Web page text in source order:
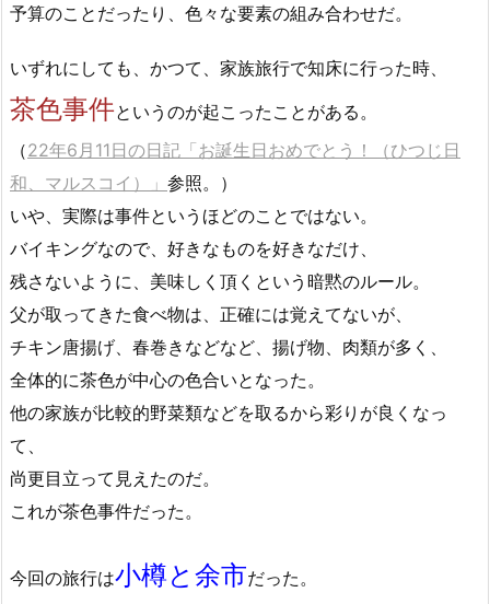
予算のことだったり、色々な要素の組み合わせだ。
いずれにしても、かつて、家族旅行で知床に行った時、
茶色事件というのが起こったことがある。
（22年6月11日の日記「お誕生日おめでとう！（ひつじ日
和、マルスコイ）」 参照。）
いや、実際は事件というほどのことではない。
バイキングなので、好きなものを好きなだけ、
残さないように、美味しく頂くという暗黙のルール。
父が取ってきた食べ物は、正確には覚えてないが、
チキン唐揚げ、春巻きなどなど、揚げ物、肉類が多く、
全体的に茶色が中心の色合いとなった。
他の家族が比較的野菜類などを取るから彩りが良くなっ
て、
尚更目立って見えたのだ。
これが茶色事件だった。
今回の旅行は小樽と余市だった。